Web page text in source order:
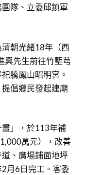
隊、立委邱鎮軍
朝光緒18年（西
興先生前往竹塹芎
騰鳳山昭明宮。
倡鄉民發起建廟
」，於113年補
萬元），改善
、廣場鋪面地坪
月6日完工。客委